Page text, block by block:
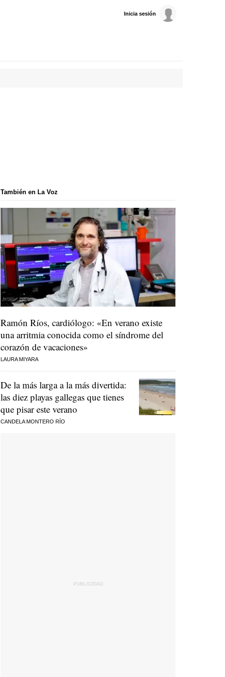
Inicia sesión
También en La Voz
Ramón Ríos, cardiólogo: «En verano existe
una arritmia conocida como el síndrome del
corazón de vacaciones»
LAURA MIYARA
De la más larga a la más divertida:
las diez playas gallegas que tienes
que pisar este verano
CANDELA MONTERO RÍO